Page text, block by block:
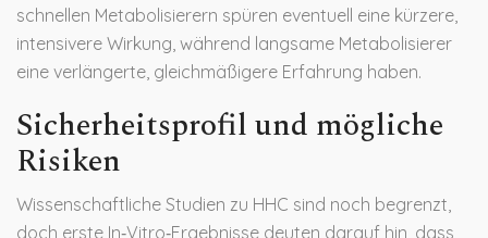
schnellen Metabolisierern spüren eventuell eine kürzere,
intensivere Wirkung, während langsame Metabolisierer
eine verlängerte, gleichmäßigere Erfahrung haben.
Sicherheitsprofil und mögliche
Risiken
Wissenschaftliche Studien zu HHC sind noch begrenzt,
doch erste In‑Vitro‑Ergebnisse deuten darauf hin, dass